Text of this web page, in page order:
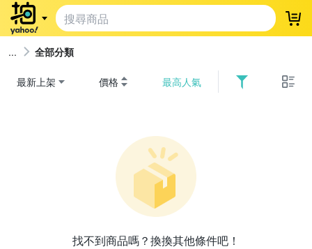
登
全部分類
最新上架 價格 最高人氣
找不到商品嗎？換換其他條件吧！